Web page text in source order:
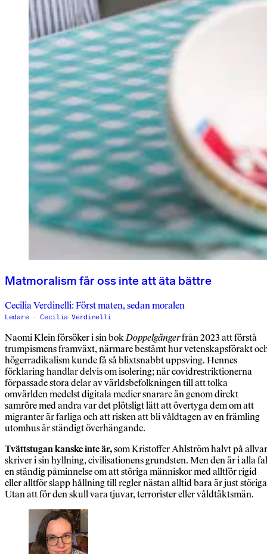
Matmoralism får oss inte att äta bättre
Cecilia Verdinelli: Först maten, sedan moralen
Ledare Cecilia Verdinelli
Naomi Klein försöker i sin bokDoppelgängerfrån 2023 att förstå
trumpismens framväxt, närmare bestämt hur vetenskapsförakt
högerradikalism kunde få så blixtsnabbt uppsving. Hennes
förklaring handlar delvis om isolering; när covidrestriktionerna
förpassade stora delar av världsbefolkningen till att tolka
omvärlden medelst digitala medier snarare än genom direkt
samröre med andra var det plötsligt lätt att övertyga dem om att
migranter är farliga och att risken att bli våldtagen av en främling
utomhus är ständigt överhängande.
Tvättstugan kanske inte är,som Kristoffer Ahlström halvt på allvar
skriver i sin hyllning, civilisationens grundsten. Men den är i alla
en ständig påminnelse om att störiga människor med alltför rigid
eller alltför slapp hållning till regler nästan alltid bara är just
Utan att för den skull vara tjuvar, terrorister eller våldtäktsmän.